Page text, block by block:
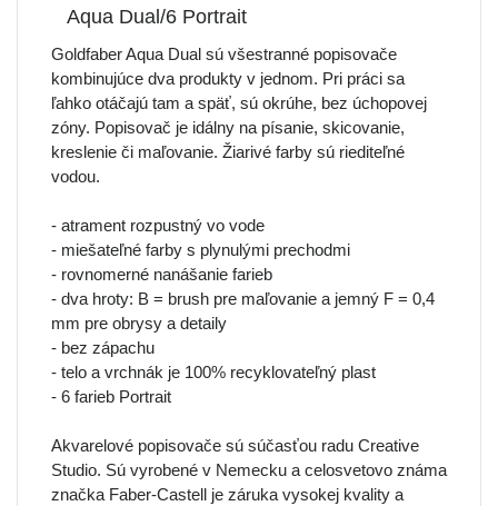
Aqua Dual/6 Portrait
Goldfaber Aqua Dual sú všestranné popisovače
kombinujúce dva produkty v jednom. Pri práci sa
ľahko otáčajú tam a späť, sú okrúhe, bez úchopovej
zóny. Popisovač je idálny na písanie, skicovanie,
kreslenie či maľovanie. Žiarivé farby sú riediteľné
vodou.
- atrament rozpustný vo vode
- miešateľné farby s plynulými prechodmi
- rovnomerné nanášanie farieb
- dva hroty: B = brush pre maľovanie a jemný F = 0,4
mm pre obrysy a detaily
- bez zápachu
- telo a vrchnák je 100% recyklovateľný plast
- 6 farieb Portrait
Akvarelové popisovače sú súčasťou radu Creative
Studio. Sú vyrobené v Nemecku a celosvetovo známa
značka Faber-Castell je záruka vysokej kvality a